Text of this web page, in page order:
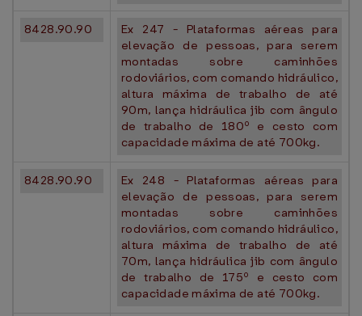
8428.90.90
Ex 247 - Plataformas aéreas para
elevação de pessoas, para serem
montadas sobre caminhões
rodoviários, com comando hidráulico,
altura máxima de trabalho de até
90m, lança hidráulica jib com ângulo
de trabalho de 180º e cesto com
capacidade máxima de até 700kg.
8428.90.90
Ex 248 - Plataformas aéreas para
elevação de pessoas, para serem
montadas sobre caminhões
rodoviários, com comando hidráulico,
altura máxima de trabalho de até
70m, lança hidráulica jib com ângulo
de trabalho de 175º e cesto com
capacidade máxima de até 700kg.